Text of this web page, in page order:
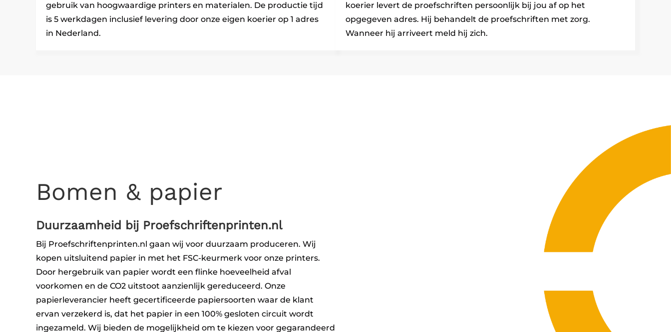
gebruik van hoogwaardige printers en materialen. De productie tijd
is 5 werkdagen inclusief levering door onze eigen koerier op 1 adres
in Nederland.
koerier levert de proefschriften persoonlijk bij jou af op het
opgegeven adres. Hij behandelt de proefschriften met zorg.
Wanneer hij arriveert meld hij zich.
Bomen & papier
Duurzaamheid bij Proefschriftenprinten.nl
Bij Proefschriftenprinten.nl gaan wij voor duurzaam produceren. Wij
kopen uitsluitend papier in met het FSC-keurmerk voor onze printers.
Door hergebruik van papier wordt een flinke hoeveelheid afval
voorkomen en de CO2 uitstoot aanzienlijk gereduceerd. Onze
papierleverancier heeft gecertificeerde papiersoorten waar de klant
ervan verzekerd is, dat het papier in een 100% gesloten circuit wordt
ingezameld. Wij bieden de mogelijkheid om te kiezen voor gegarandeerd